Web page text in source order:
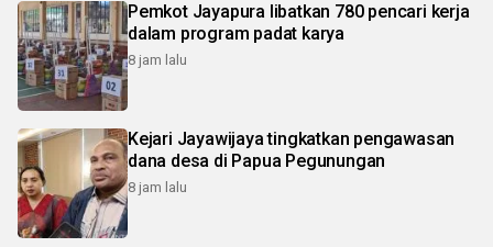
Pemkot Jayapura libatkan 780 pencari kerja
dalam program padat karya
8 jam lalu
Kejari Jayawijaya tingkatkan pengawasan
dana desa di Papua Pegunungan
8 jam lalu